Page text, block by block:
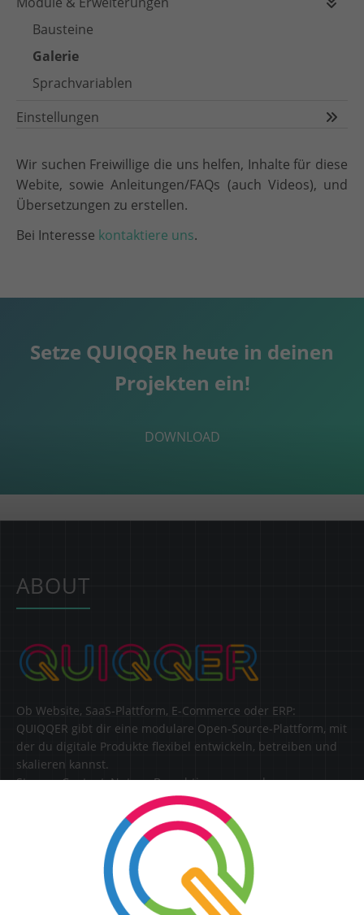
Bausteine
Galerie
Sprachvariablen
Einstellungen
Wir suchen Freiwillige die uns helfen, Inhalte für diese
Webite, sowie Anleitungen/FAQs (auch Videos), und
Übersetzungen zu erstellen.
Bei Interesse kontaktiere uns.
Setze QUIQQER heute in deinen
Projekten ein!
DOWNLOAD
ABOUT
Ob Website, SaaS-Plattform, E-Commerce oder ERP:
QUIQQER gibt dir eine modulare Open-Source-Plattform, mit
der du digitale Produkte flexibel entwickeln, betreiben und
skalieren kannst.
Steuere Content, Nutzer, Berechtigungen und
Erweiterungen zentral in einer Lösung.